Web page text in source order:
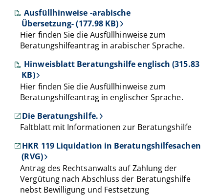
Ausfüllhinweise -arabische
Übersetzung- (177.98 KB)
Hier finden Sie die Ausfüllhinweise zum
Beratungshilfeantrag in arabischer Sprache.
Hinweisblatt Beratungshilfe englisch (315.83
KB)
Hier finden Sie die Ausfüllhinweise zum
Beratungshilfeantrag in englischer Sprache.
Die Beratungshilfe.
Faltblatt mit Informationen zur Beratungshilfe
HKR 119 Liquidation in Beratungshilfesachen
(RVG)
Antrag des Rechtsanwalts auf Zahlung der
Vergütung nach Abschluss der Beratungshilfe
nebst Bewilligung und Festsetzung